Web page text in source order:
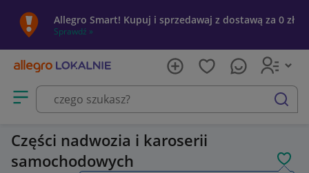
Allegro Smart! Kupuj i sprzedawaj z dostawą za 0 zł
Sprawdź »
Otwórz menu z kategoriami
szukaj
Części nadwozia i karoserii
samochodowych